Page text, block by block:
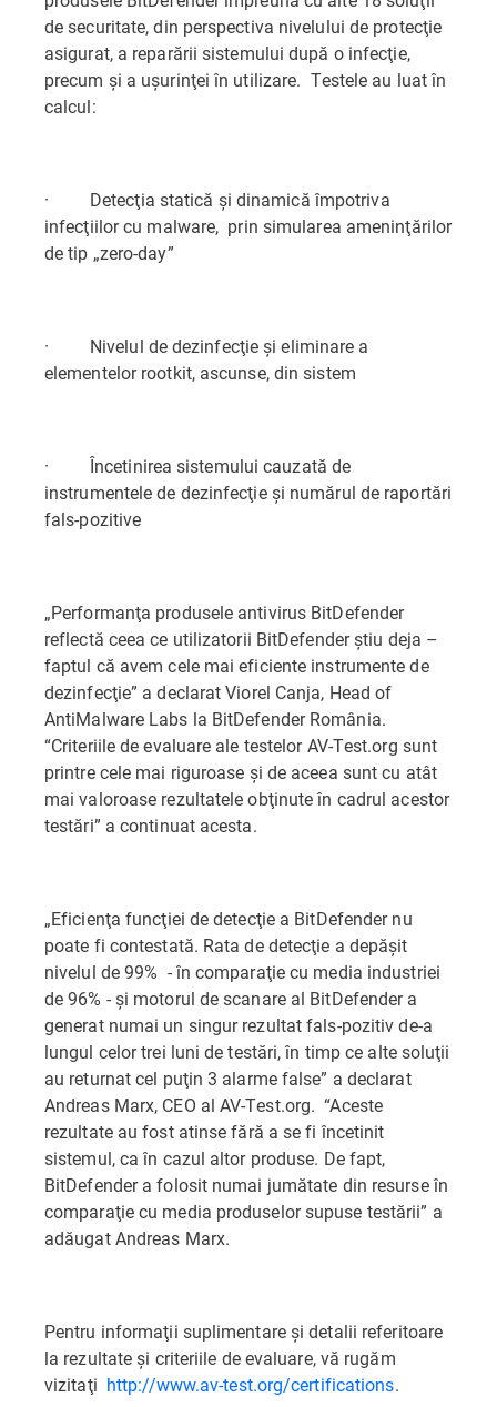
de securitate, din perspectiva nivelului de protecţie
asigurat, a reparării sistemului după o infecţie,
precum şi a uşurinţei în utilizare. Testele au luat în
calcul:
· Detecţia statică şi dinamică împotriva
infecţiilor cu malware, prin simularea ameninţărilor
de tip „zero-day”
· Nivelul de dezinfecţie şi eliminare a
elementelor rootkit, ascunse, din sistem
· Încetinirea sistemului cauzată de
instrumentele de dezinfecţie şi numărul de raportări
fals-pozitive
„Performanţa produsele antivirus BitDefender
reflectă ceea ce utilizatorii BitDefender ştiu deja –
faptul că avem cele mai eficiente instrumente de
dezinfecţie” a declarat Viorel Canja, Head of
AntiMalware Labs la BitDefender România.
“Criteriile de evaluare ale testelor AV-Test.org sunt
printre cele mai riguroase şi de aceea sunt cu atât
mai valoroase rezultatele obţinute în cadrul acestor
testări” a continuat acesta.
„Eficienţa funcţiei de detecţie a BitDefender nu
poate fi contestată. Rata de detecţie a depăşit
nivelul de 99% - în comparaţie cu media industriei
de 96% - şi motorul de scanare al BitDefender a
generat numai un singur rezultat fals-pozitiv de-a
lungul celor trei luni de testări, în timp ce alte soluţii
au returnat cel puţin 3 alarme false” a declarat
Andreas Marx, CEO al AV-Test.org. “Aceste
rezultate au fost atinse fără a se fi încetinit
sistemul, ca în cazul altor produse. De fapt,
BitDefender a folosit numai jumătate din resurse în
comparaţie cu media produselor supuse testării” a
adăugat Andreas Marx.
Pentru informaţii suplimentare şi detalii referitoare
la rezultate şi criteriile de evaluare, vă rugăm
vizitaţi http://www.av-test.org/certifications.